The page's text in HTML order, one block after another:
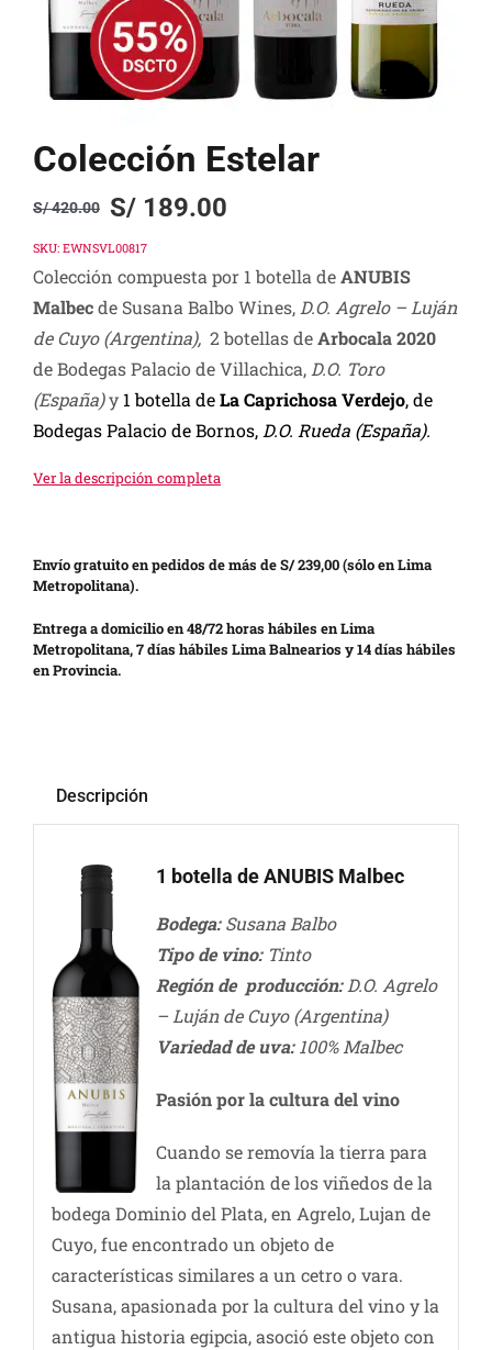
Colección Estelar
S/420.00
Original
price
was:
S/ 420.00.
S/189.00
Current
price
is:
S/ 189.00.
SKU: EWNSVL00817
Colección compuesta por 1 botella deANUBIS
Malbecde Susana Balbo Wines, D.O. Agrelo – Luján
de Cuyo (Argentina), 2 botellas deArbocala 2020
de Bodegas Palacio de Villachica, D.O. Toro
(España)y 1 botella deLa Caprichosa Verdejo, de
Bodegas Palacio de Bornos, D.O. Rueda (España).
Ver la descripción completa
Envío gratuito en pedidos de más de S/ 239,00 (sólo en Lima
Metropolitana).
Entrega a domicilio en 48/72 horas hábiles en Lima
Metropolitana, 7 días hábiles Lima Balnearios y 14 días hábiles
en Provincia.
Descripción
1 botella de ANUBIS Malbec
Bodega:Susana Balbo
Tipo de vino: Tinto
Región de producción:D.O. Agrelo
– Luján de Cuyo (Argentina)
Variedad de uva:100% Malbec
Pasión por la cultura del vino
Cuando se removía la tierra para
la plantación de los viñedos de la
bodega Dominio del Plata, en Agrelo, Lujan de
Cuyo, fue encontrado un objeto de
características similares a un cetro o vara.
Susana, apasionada por la cultura del vino y la
antigua historia egipcia, asoció este objeto con